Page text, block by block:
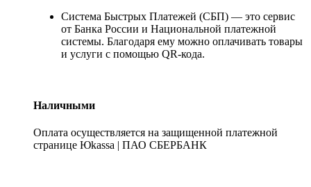
Система Быстрых Платежей (СБП) — это сервис
от Банка России и Национальной платежной
системы. Благодаря ему можно оплачивать товары
и услуги с помощью QR-кода.
Наличными
Оплата осуществляется на защищенной платежной
странице Юkassa | ПАО СБЕРБАНК